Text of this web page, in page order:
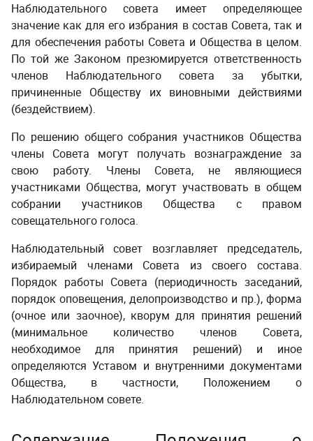
Наблюдательного совета имеет определяющее
значение как для его избрания в состав Совета, так и
для обеспечения работы Совета и Общества в целом.
По той же Законом презюмируется ответственность
членов Наблюдательного совета за убытки,
причиненные Обществу их виновными действиями
(бездействием).
По решению общего собрания участников Общества
члены Совета могут получать вознаграждение за
свою работу. Члены Совета, не являющиеся
участниками Общества, могут участвовать в общем
собрании участников Общества с правом
совещательного голоса.
Наблюдательный совет возглавляет председатель,
избираемый членами Совета из своего состава.
Порядок работы Совета (периодичность заседаний,
порядок оповещения, делопроизводство и пр.), форма
(очное или заочное), кворум для принятия решений
(минимальное количество членов Совета,
необходимое для принятия решений) и иное
определяются Уставом и внутренними документами
Общества, в частности, Положением о
Наблюдательном совете.